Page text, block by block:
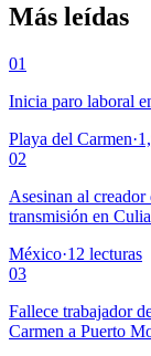
Más leídas
01
Inicia paro laboral
Playa del Carmen·
02
Asesinan al
transmisión en
México·12 lecturas
03
Fallece trabajador
Carmen a Puerto